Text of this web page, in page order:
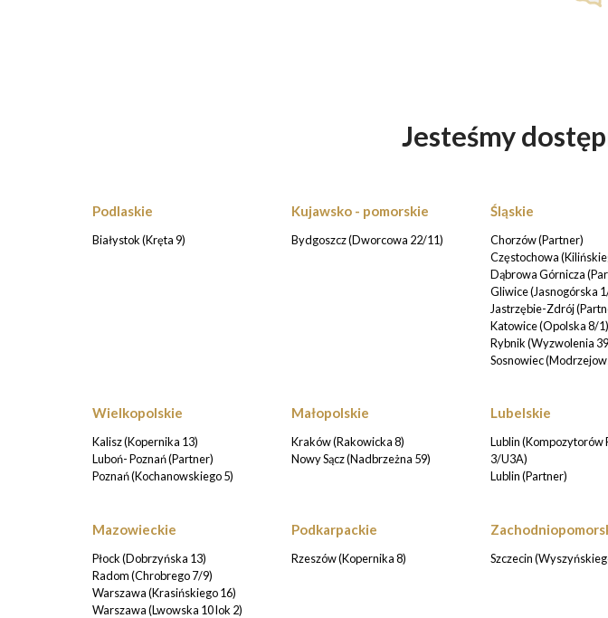
Jesteśmy
Podlaskie
Białystok (Kręta 9)
Kujawsko - pomorskie
Bydgoszcz (Dworcowa 22/11)
Śląskie
Chorzów (Partner)
Częstochowa
Dąbrowa Górnicza
Gliwice (Jasnogórska
Jastrzębie-Zdrój
Katowice (Opolska 8/1)
Rybnik (Wyzwolenia
Sosnowiec
Wielkopolskie
Kalisz (Kopernika 13)
Luboń- Poznań (Partner)
Poznań (Kochanowskiego 5)
Małopolskie
Kraków (Rakowicka 8)
Nowy Sącz (Nadbrzeżna 59)
Lubelskie
Lublin (Kompozytorów
3/U3A)
Lublin (Partner)
Mazowieckie
Płock (Dobrzyńska 13)
Radom (Chrobrego 7/9)
Warszawa (Krasińskiego 16)
Warszawa (Lwowska 10 lok 2)
Podkarpackie
Rzeszów (Kopernika 8) Szczecin